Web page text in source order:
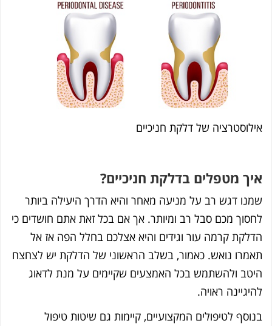
של דלקת חניכיים
מטפלים בדלקת חניכיים?
דגש רב על מניעה מאחר והיא הדרך היעילה ביותר
מכם סבל רב ומיותר. אך אם בכל זאת אתם חושדים כי
קרמה עור וגידים והיא אצלכם בחלל הפה אז אל
נואש. כאמור, בשלב הראשוני של הדלקת יש לצחצח
ולהשתמש בכל האמצעים שקיימים על מנת לדאוג
ראויה.
לטיפולים המקצועיים, קיימות גם שיטות טיפול